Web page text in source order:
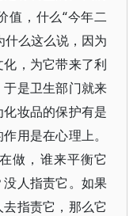
值，什么“今年二
什么这么说，因为
，为它带来了利
是卫生部门就来
妆品的保护有是
用是在心理上。
做，谁来平衡它
人指责它。如果
指责它，那么它